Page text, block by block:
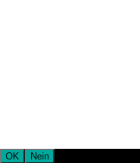
OK Nein